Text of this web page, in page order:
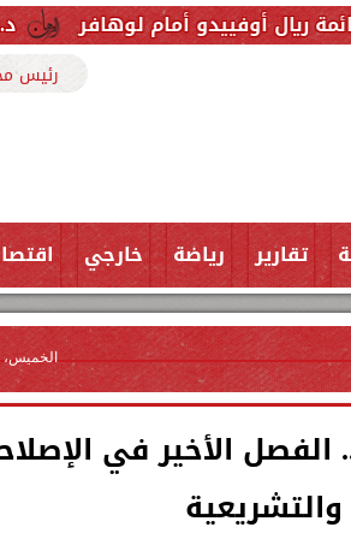
د.سويلم يتابع لوهافر
رئيس
تقارير رياضة خارجي
الخميس، 7 فبراير 2019
الأخير في
والتشريعية